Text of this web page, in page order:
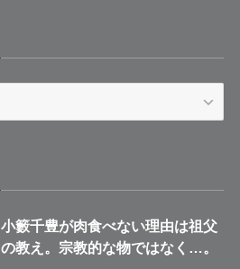
小籔千豊が肉食べない理由は祖父
の教え。宗教的な物ではなく…。